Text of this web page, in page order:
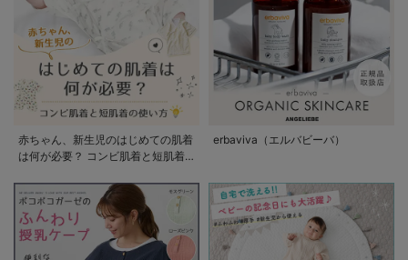
赤ちゃん、新生児のはじめての肌着
は何が必要？ コンビ肌着と短肌着
erbaviva（エルバビーバ）